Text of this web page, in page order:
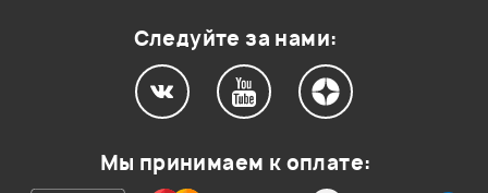
Следуйте за нами:
Мы принимаем к оплате: